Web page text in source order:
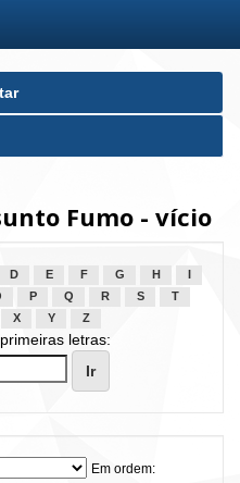
Fumo - vício
D E F G H
P Q R S
T
X Y Z
letras:
Em ordem: